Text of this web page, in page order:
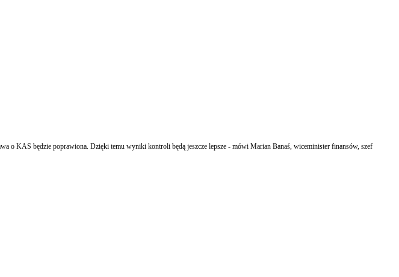
o KAS będzie poprawiona. Dzięki temu wyniki kontroli będą jeszcze lepsze - mówi Marian Banaś, wiceminister finansów, szef